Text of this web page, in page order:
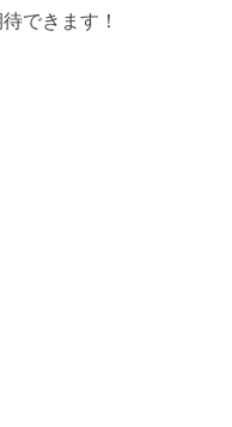
できます！